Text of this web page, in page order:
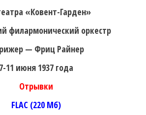
«Ковент-Гарден»
филармонический оркестр
— Фриц Райнер
7-11 июня 1937 года
Отрывки
FLAC (220 Мб)